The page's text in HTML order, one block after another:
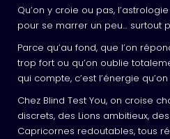
Qu’on y croie ou pas,
pour se marrer un peu… surtout
Parce qu’au fond, que l’on
trop fort ou qu’on oublie
qui compte, c’est l’énergie
Chez Blind Test You, on croise
discrets, des Lions ambitieux,
Capricornes redoutables, tous